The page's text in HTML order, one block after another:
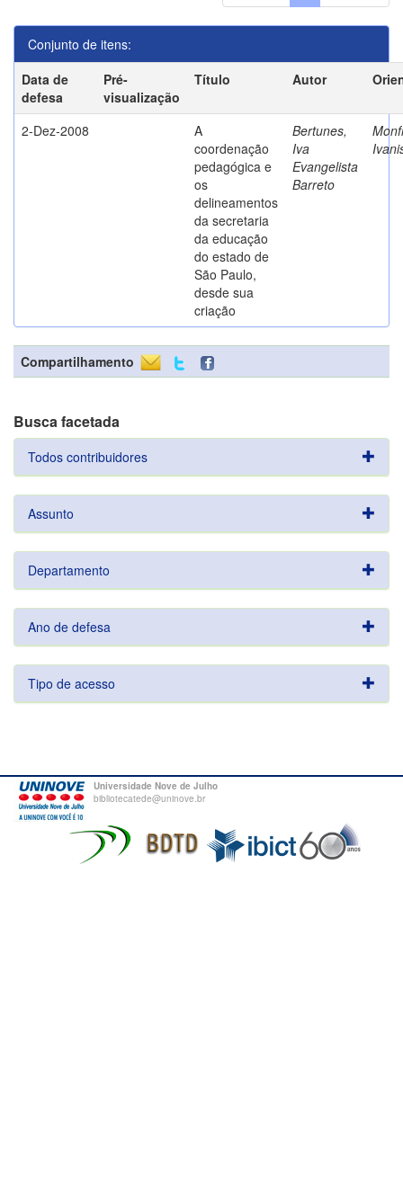
Conjunto de itens:
Data de
defesa
Pré-
visualização
Título Autor
2-Dez-2008
A
coordenação
pedagógica e
os
delineamentos
da secretaria
da educação
do estado de
São Paulo,
desde sua
criação
Bertunes,
Iva
Evangelista
Barreto
Compartilhamento
Busca facetada
Todos contribuidores
Assunto
Departamento
Ano de defesa
Tipo de acesso
Universidade Nove de Julho
bibliotecatede@uninove.br